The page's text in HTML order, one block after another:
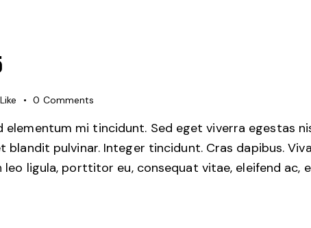
Like 0 Comments
elementum mi tincidunt. Sed eget viverra egestas
blandit pulvinar. Integer tincidunt. Cras dapibus.
ligula, porttitor eu, consequat vitae, eleifend ac,